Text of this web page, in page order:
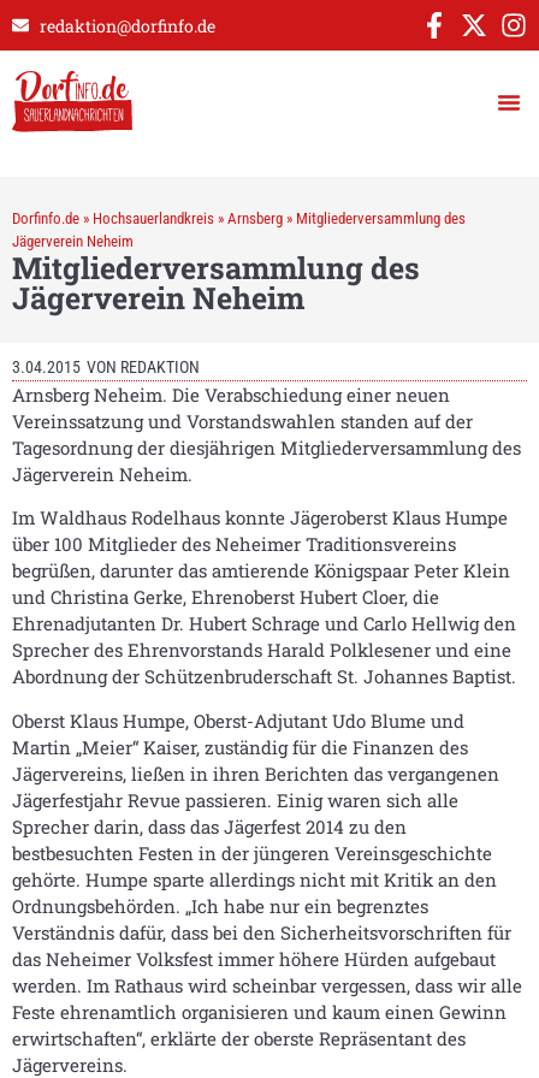
redaktion@dorfinfo.de
Dorfinfo.de » Hochsauerlandkreis » Arnsberg » Mitgliederversammlung des
Jägerverein Neheim
Mitgliederversammlung des
Jägerverein Neheim
3.04.2015 VON REDAKTION
Arnsberg Neheim. Die Verabschiedung einer neuen
Vereinssatzung und Vorstandswahlen standen auf der
Tagesordnung der diesjährigen Mitgliederversammlung des
Jägerverein Neheim.
Im Waldhaus Rodelhaus konnte Jägeroberst Klaus Humpe
über 100 Mitglieder des Neheimer Traditionsvereins
begrüßen, darunter das amtierende Königspaar Peter Klein
und Christina Gerke, Ehrenoberst Hubert Cloer, die
Ehrenadjutanten Dr. Hubert Schrage und Carlo Hellwig den
Sprecher des Ehrenvorstands Harald Polklesener und eine
Abordnung der Schützenbruderschaft St. Johannes Baptist.
Oberst Klaus Humpe, Oberst-Adjutant Udo Blume und
Martin „Meier“ Kaiser, zuständig für die Finanzen des
Jägervereins, ließen in ihren Berichten das vergangenen
Jägerfestjahr Revue passieren. Einig waren sich alle
Sprecher darin, dass das Jägerfest 2014 zu den
bestbesuchten Festen in der jüngeren Vereinsgeschichte
gehörte. Humpe sparte allerdings nicht mit Kritik an den
Ordnungsbehörden. „Ich habe nur ein begrenztes
Verständnis dafür, dass bei den Sicherheitsvorschriften für
das Neheimer Volksfest immer höhere Hürden aufgebaut
werden. Im Rathaus wird scheinbar vergessen, dass wir alle
Feste ehrenamtlich organisieren und kaum einen Gewinn
erwirtschaften“, erklärte der oberste Repräsentant des
Jägervereins.